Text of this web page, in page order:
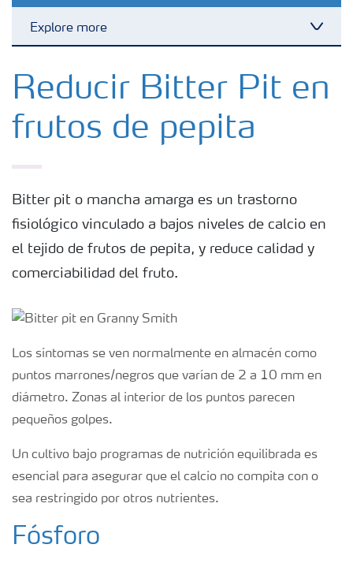
Explore more
Fertilizantes con baja Huella de Carbono
Fertilizantes
Almacenaje y manejo de fertilizantes
Soluciones por cultivos
Deficiencia de nutrientes en cultivos
Reducir Bitter Pit en
frutos de pepita
Bitter pit o mancha amarga es un trastorno
fisiológico vinculado a bajos niveles de calcio en
el tejido de frutos de pepita, y reduce calidad y
comerciabilidad del fruto.
Los síntomas se ven normalmente en almacén como
puntos marrones/negros que varían de 2 a 10 mm en
diámetro. Zonas al interior de los puntos parecen
pequeños golpes.
Un cultivo bajo programas de nutrición equilibrada es
esencial para asegurar que el calcio no compita con o
sea restringido por otros nutrientes.
Fósforo